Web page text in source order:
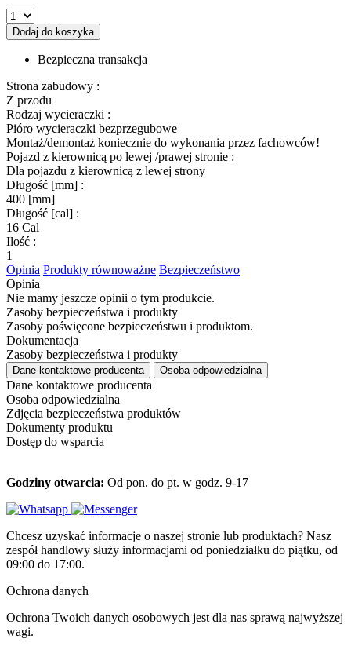
Dodaj do koszyka
Bezpieczna transakcja
Strona zabudowy :
Z przodu
Rodzaj wycieraczki :
Pióro wycieraczki bezprzegubowe
Montaż/demontaż koniecznie do wykonania przez fachowców!
Pojazd z kierownicą po lewej /prawej stronie :
Dla pojazdu z kierownicą z lewej strony
Długość [mm] :
400 [mm]
Długość [cal] :
16 Cal
Ilość :
1
Opinia Produkty równoważne Bezpieczeństwo
Opinia
Nie mamy jeszcze opinii o tym produkcie.
Zasoby bezpieczeństwa i produkty
Zasoby poświęcone bezpieczeństwu i produktom.
Dokumentacja
Zasoby bezpieczeństwa i produkty
Dane kontaktowe producenta Osoba odpowiedzialna
Dane kontaktowe producenta
Osoba odpowiedzialna
Zdjęcia bezpieczeństwa produktów
Dokumenty produktu
Dostęp do wsparcia
Godziny otwarcia: Od pon. do pt. w godz. 9-17
Chcesz uzyskać informacje o naszej stronie lub produktach? Nasz
zespół handlowy służy informacjami od poniedziałku do piątku, od
09:00 do 17:00.
Ochrona danych
Ochrona Twoich danych osobowych jest dla nas sprawą najwyższej
wagi.